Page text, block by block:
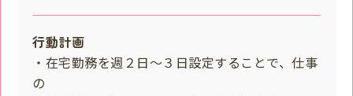
行動計画
・在宅勤務を週２日～３日設定することで、仕事
の